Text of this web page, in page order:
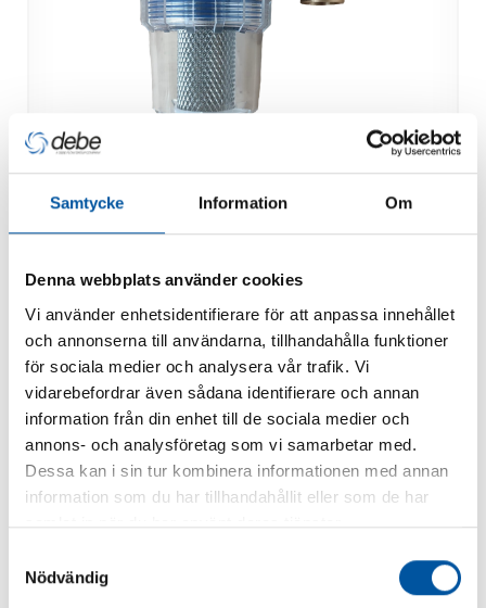
Samtycke Information Om
Denna webbplats använder cookies
Vi använder enhetsidentifierare för att anpassa innehållet
och annonserna till användarna, tillhandahålla funktioner
för sociala medier och analysera vår trafik. Vi
vidarebefordrar även sådana identifierare och annan
information från din enhet till de sociala medier och
annons- och analysföretag som vi samarbetar med.
Dessa kan i sin tur kombinera informationen med annan
information som du har tillhandahållit eller som de har
samlat in när du har använt deras tjänster.
Nödvändig
Magnetitfilter